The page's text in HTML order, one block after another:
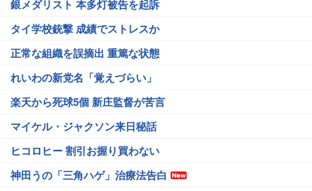
銀メダリスト 本多灯被告を起訴
タイ学校銃撃 成績でストレスか
正常な組織を誤摘出 重篤な状態
れいわの新党名「覚えづらい」
楽天から死球5個 新庄監督が苦言
マイケル・ジャクソン来日秘話
ヒコロヒー 割引お握り買わない
神田うの「三角ハゲ」治療法告白